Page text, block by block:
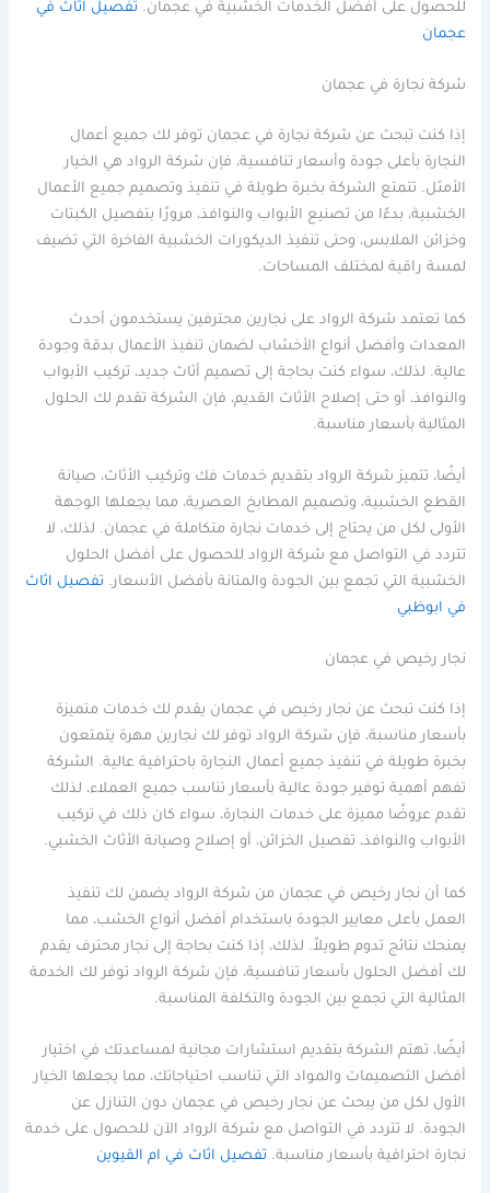
للحصول على أفضل الخدمات الخشبية في عجمان. تفصيل اثاث في
عجمان
شركة نجارة في عجمان
إذا كنت تبحث عن شركة نجارة في عجمان توفر لك جميع أعمال
النجارة بأعلى جودة وأسعار تنافسية، فإن شركة الرواد هي الخيار
الأمثل. تتمتع الشركة بخبرة طويلة في تنفيذ وتصميم جميع الأعمال
الخشبية، بدءًا من تصنيع الأبواب والنوافذ، مرورًا بتفصيل الكبتات
وخزائن الملابس، وحتى تنفيذ الديكورات الخشبية الفاخرة التي تضيف
لمسة راقية لمختلف المساحات.
كما تعتمد شركة الرواد على نجارين محترفين يستخدمون أحدث
المعدات وأفضل أنواع الأخشاب لضمان تنفيذ الأعمال بدقة وجودة
عالية. لذلك، سواء كنت بحاجة إلى تصميم أثاث جديد، تركيب الأبواب
والنوافذ، أو حتى إصلاح الأثاث القديم، فإن الشركة تقدم لك الحلول
المثالية بأسعار مناسبة.
أيضًا، تتميز شركة الرواد بتقديم خدمات فك وتركيب الأثاث، صيانة
القطع الخشبية، وتصميم المطابخ العصرية، مما يجعلها الوجهة
الأولى لكل من يحتاج إلى خدمات نجارة متكاملة في عجمان. لذلك، لا
تتردد في التواصل مع شركة الرواد للحصول على أفضل الحلول
الخشبية التي تجمع بين الجودة والمتانة بأفضل الأسعار. تفصيل اثاث
في ابوظبي
نجار رخيص في عجمان
إذا كنت تبحث عن نجار رخيص في عجمان يقدم لك خدمات متميزة
بأسعار مناسبة، فإن شركة الرواد توفر لك نجارين مهرة يتمتعون
بخبرة طويلة في تنفيذ جميع أعمال النجارة باحترافية عالية. الشركة
تفهم أهمية توفير جودة عالية بأسعار تناسب جميع العملاء، لذلك
تقدم عروضًا مميزة على خدمات النجارة، سواء كان ذلك في تركيب
الأبواب والنوافذ، تفصيل الخزائن، أو إصلاح وصيانة الأثاث الخشبي.
كما أن نجار رخيص في عجمان من شركة الرواد يضمن لك تنفيذ
العمل بأعلى معايير الجودة باستخدام أفضل أنواع الخشب، مما
يمنحك نتائج تدوم طويلاً. لذلك، إذا كنت بحاجة إلى نجار محترف يقدم
لك أفضل الحلول بأسعار تنافسية، فإن شركة الرواد توفر لك الخدمة
المثالية التي تجمع بين الجودة والتكلفة المناسبة.
أيضًا، تهتم الشركة بتقديم استشارات مجانية لمساعدتك في اختيار
أفضل التصميمات والمواد التي تناسب احتياجاتك، مما يجعلها الخيار
الأول لكل من يبحث عن نجار رخيص في عجمان دون التنازل عن
الجودة. لا تتردد في التواصل مع شركة الرواد الآن للحصول على خدمة
نجارة احترافية بأسعار مناسبة. تفصيل اثاث في ام القيوين